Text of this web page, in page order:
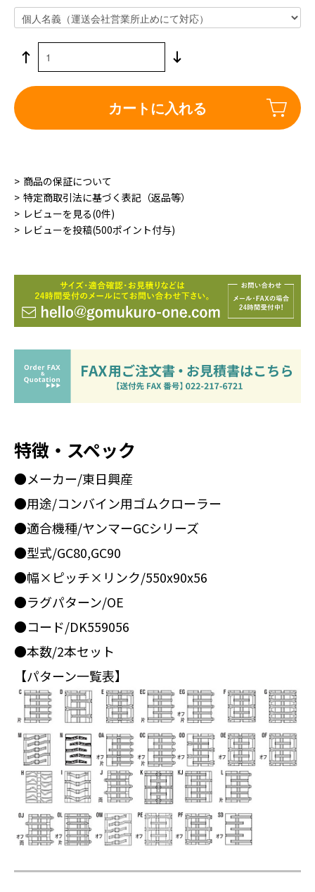
カートに入れる
商品の保証について
特定商取引法に基づく表記（返品等）
レビューを見る(0件)
レビューを投稿(500ポイント付与)
特徴・スペック
●メーカー/東日興産
●用途/コンバイン用ゴムクローラー
●適合機種/ヤンマーGCシリーズ
●型式/GC80,GC90
●幅×ピッチ×リンク/550x90x56
●ラグパターン/OE
●コード/DK559056
●本数/2本セット
【パターン一覧表】